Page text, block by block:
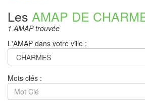
Les AMAP DE
1 AMAP trouvée
L'AMAP dans votre ville :
Mots clés :